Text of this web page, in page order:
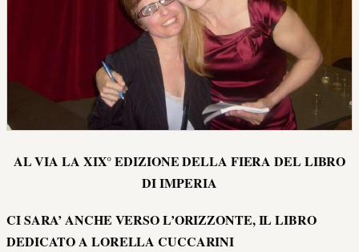
AL VIA LA XIX° EDIZIONE DELLA FIERA DEL LIBRO
DI IMPERIA
CI SARA’ ANCHE VERSO L’ORIZZONTE, IL LIBRO
DEDICATO A LORELLA CUCCARINI